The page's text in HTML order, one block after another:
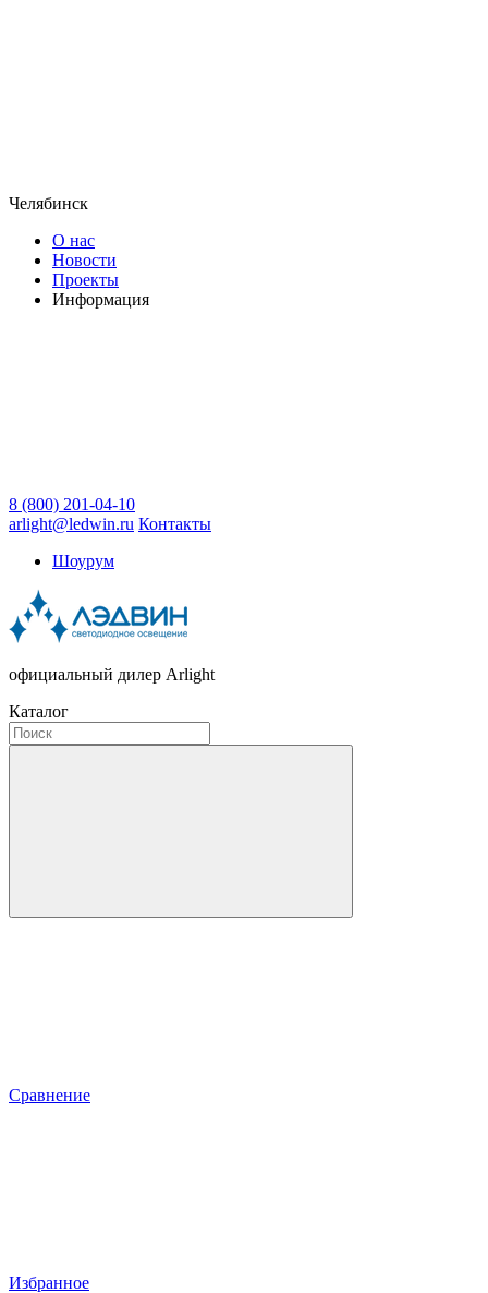
Челябинск
О нас
Новости
Проекты
Информация
8 (800) 201-04-10
arlight@ledwin.ru Контакты
Шоурум
официальный дилер Arlight
Каталог
Сравнение
Избранное